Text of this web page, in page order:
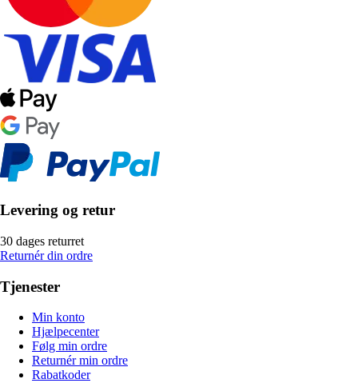
Levering og retur
30 dages returret
Returnér din ordre
Tjenester
Min konto
Hjælpecenter
Følg min ordre
Returnér min ordre
Rabatkoder